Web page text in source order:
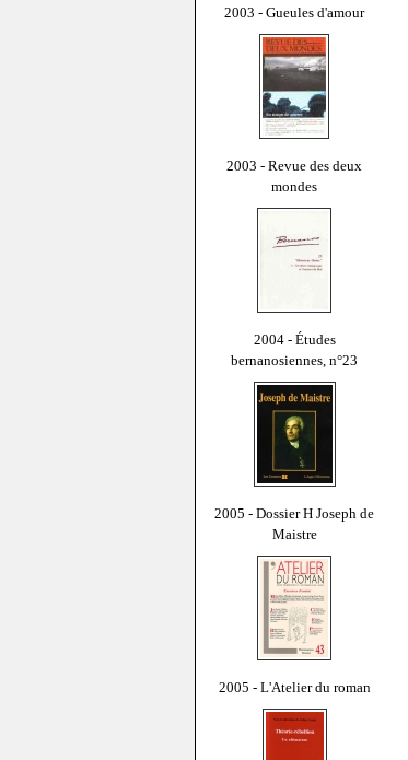
2003 - Gueules d'amour
2003 - Revue des deux
mondes
2004 - Études
bernanosiennes, n°23
2005 - Dossier H Joseph de
Maistre
2005 - L'Atelier du roman